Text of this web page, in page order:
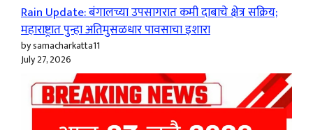
Rain Update: बंगालच्या उपसागरात कमी दाबाचे क्षेत्र सक्रिय;
महाराष्ट्रात पुन्हा अतिमुसळधार पावसाचा इशारा
by samacharkatta11
July 27, 2026